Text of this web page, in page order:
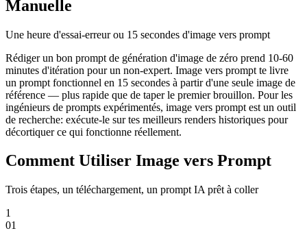
Manuelle
Une heure d'essai-erreur ou 15 secondes d'image vers prompt
Rédiger un bon prompt de génération d'image de zéro prend 10-60
minutes d'itération pour un non-expert. Image vers prompt te livre
un prompt fonctionnel en 15 secondes à partir d'une seule image de
référence — plus rapide que de taper le premier brouillon. Pour les
ingénieurs de prompts expérimentés, image vers prompt est un outil
de recherche: exécute-le sur tes meilleurs renders historiques pour
décortiquer ce qui fonctionne réellement.
Comment Utiliser Image vers Prompt
Trois étapes, un téléchargement, un prompt IA prêt à coller
1
01